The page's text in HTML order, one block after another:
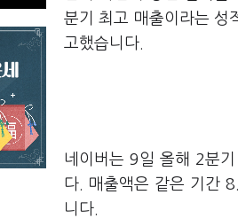
분기 최고 매출이라는 성
고했습니다
네이버는 9일 올해 2분
다
매출액은 같은 기간
니다